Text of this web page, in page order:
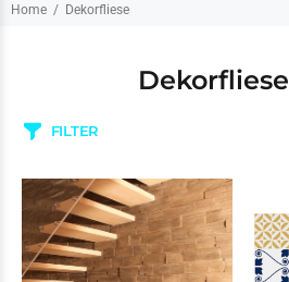
Home Dekorfliese
Dekorfliese
FILTER